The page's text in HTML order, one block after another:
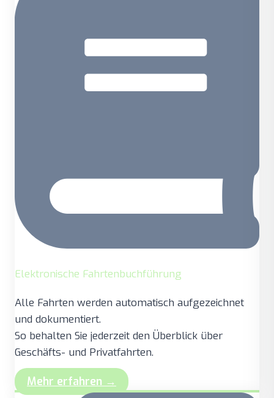
Elektronische Fahrtenbuchführung
Alle Fahrten werden automatisch aufgezeichnet
und dokumentiert.
So behalten Sie jederzeit den Überblick über
Geschäfts- und Privatfahrten.
Mehr erfahren →